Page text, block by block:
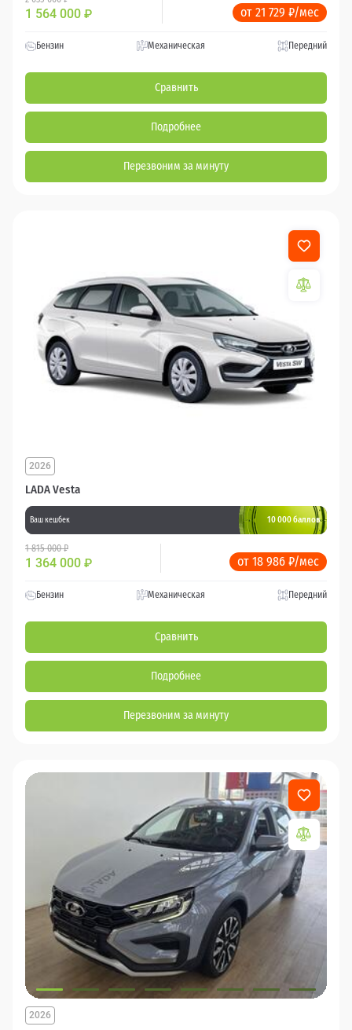
1 564 000 ₽ от 21 729 ₽/мес
Бензин Механическая Передний
Сравнить
Подробнее
Перезвоним за минуту
LADA Vesta
2026
Ваш кешбек 10 000 баллов
1 815 000 ₽
1 364 000 ₽ от 18 986 ₽/мес
Бензин Механическая Передний
Сравнить
Подробнее
Перезвоним за минуту
2026